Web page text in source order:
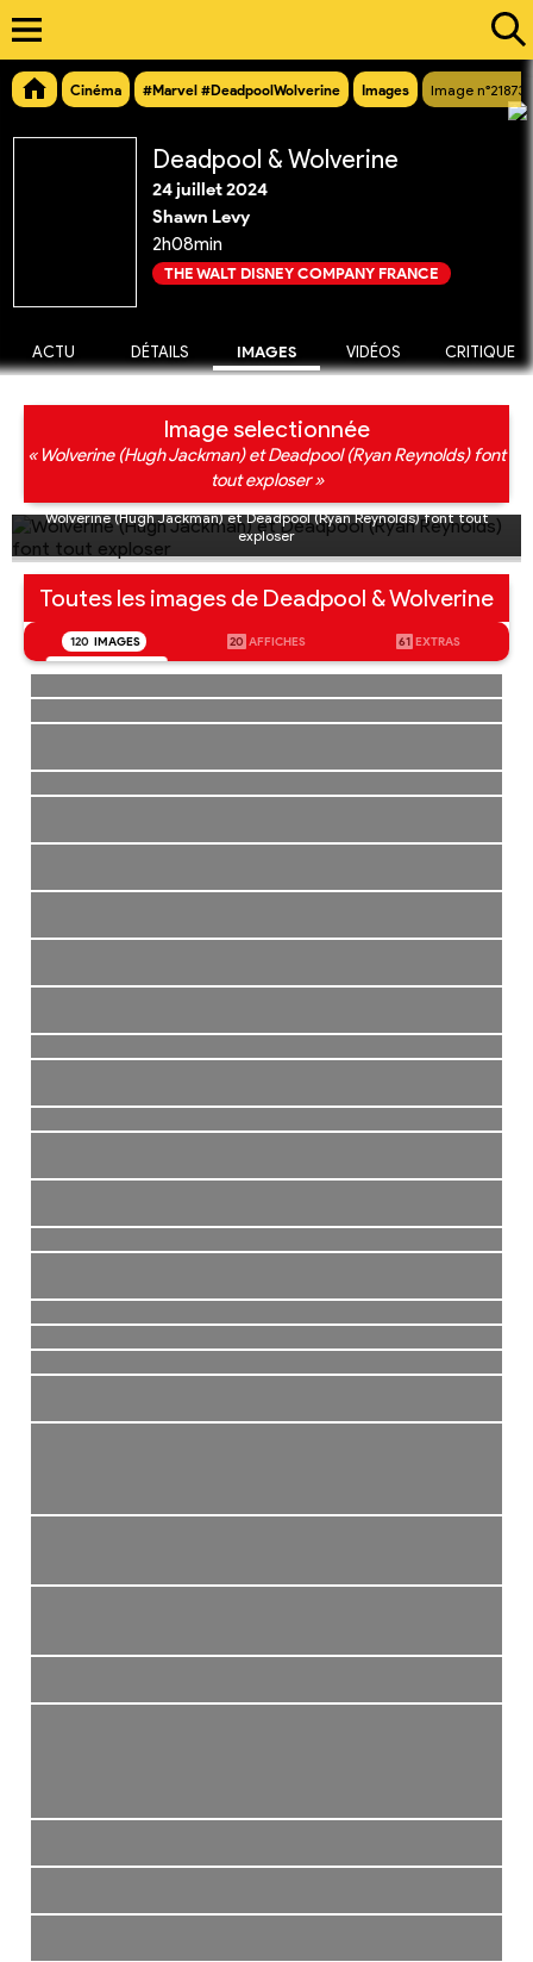
Cinéma #Marvel #DeadpoolWolverine Images Image n°21873
Deadpool & Wolverine
24 juillet 2024
Shawn Levy
2h08min
THE WALT DISNEY COMPANY FRANCE
ACTU DÉTAILS IMAGES VIDÉOS CRITIQUE
Image selectionnée
« Wolverine (Hugh Jackman) et Deadpool (Ryan Reynolds) font
tout exploser »
Wolverine (Hugh Jackman) et Deadpool (Ryan Reynolds) font tout
exploser
Toutes les images de Deadpool & Wolverine
120 IMAGES 20 AFFICHES 61 EXTRAS